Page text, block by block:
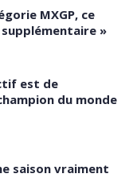
MXGP, ce
»
est de
du monde
saison vraiment